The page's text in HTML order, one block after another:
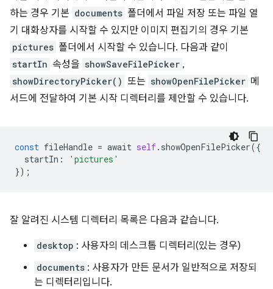
하는 경우 기본 documents 폴더에서 파일 저장 또는 파일 열
기 대화상자를 시작할 수 있지만 이미지 편집기의 경우 기본
pictures 폴더에서 시작할 수 있습니다. 다음과 같이
startIn 속성을 showSaveFilePicker ,
showDirectoryPicker() 또는 showOpenFilePicker 메
서드에 전달하여 기본 시작 디렉터리를 제안할 수 있습니다.
const fileHandle = await self. showOpenFilePicker({
startIn :
'pictures'
});
잘 알려진 시스템 디렉터리 목록은 다음과 같습니다.
desktop : 사용자의 데스크톱 디렉터리(있는 경우)
documents : 사용자가 만든 문서가 일반적으로 저장되
는 디렉터리입니다.